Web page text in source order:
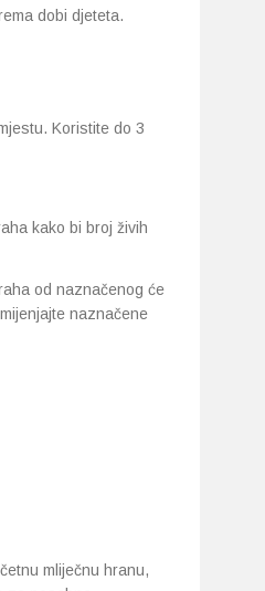
dobi djeteta.
Koristite do 3
kako bi broj živih
od naznačenog će
naznačene
mliječnu hranu,